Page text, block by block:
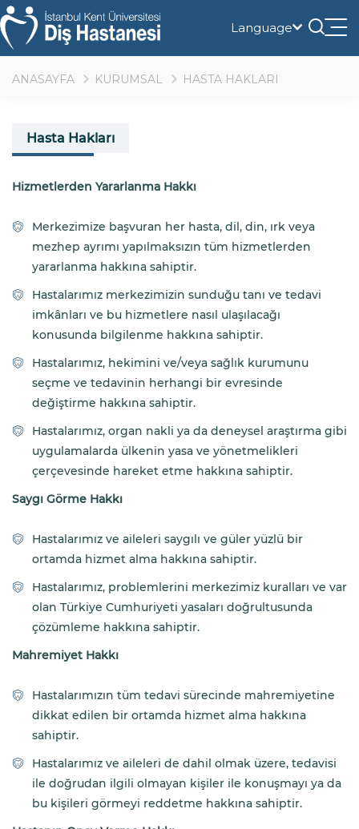
Language
ANASAYFA KURUMSAL HASTA HAKLARI
Hasta Hakları
Hizmetlerden Yararlanma Hakkı
Merkezimize başvuran her hasta, dil, din, ırk veya
mezhep ayrımı yapılmaksızın tüm hizmetlerden
yararlanma hakkına sahiptir.
Hastalarımız merkezimizin sunduğu tanı ve tedavi
imkânları ve bu hizmetlere nasıl ulaşılacağı
konusunda bilgilenme hakkına sahiptir.
Hastalarımız, hekimini ve/veya sağlık kurumunu
seçme ve tedavinin herhangi bir evresinde
değiştirme hakkına sahiptir.
Hastalarımız, organ nakli ya da deneysel araştırma gibi
uygulamalarda ülkenin yasa ve yönetmelikleri
çerçevesinde hareket etme hakkına sahiptir.
Saygı Görme Hakkı
Hastalarımız ve aileleri saygılı ve güler yüzlü bir
ortamda hizmet alma hakkına sahiptir.
Hastalarımız, problemlerini merkezimiz kuralları ve var
olan Türkiye Cumhuriyeti yasaları doğrultusunda
çözümleme hakkına sahiptir.
Mahremiyet Hakkı
Hastalarımızın tüm tedavi sürecinde mahremiyetine
dikkat edilen bir ortamda hizmet alma hakkına
sahiptir.
Hastalarımız ve aileleri de dahil olmak üzere, tedavisi
ile doğrudan ilgili olmayan kişiler ile konuşmayı ya da
bu kişileri görmeyi reddetme hakkına sahiptir.